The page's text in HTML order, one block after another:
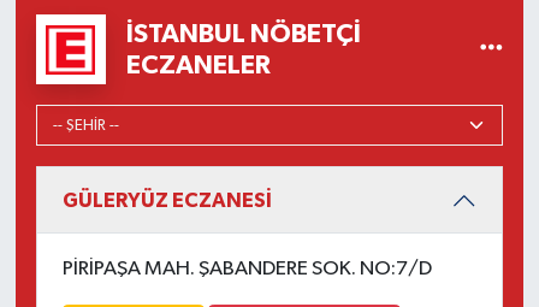
İSTANBUL NÖBETÇI
ECZANELER
GÜLERYÜZ ECZANESİ
PİRİPAŞA MAH. ŞABANDERE SOK. NO:7/D